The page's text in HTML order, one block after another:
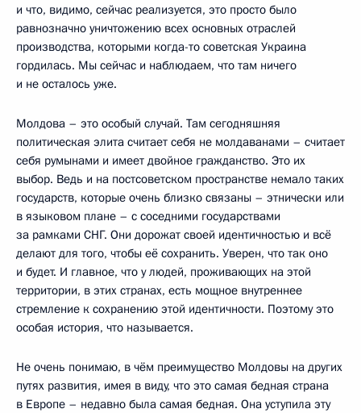
и что, видимо, сейчас реализуется, это просто было
равнозначно уничтожению всех основных отраслей
производства, которыми когда-то советская Украина
гордилась. Мы сейчас и наблюдаем, что там ничего
и не осталось уже.
Молдова – это особый случай. Там сегодняшняя
политическая элита считает себя не молдаванами – считает
себя румынами и имеет двойное гражданство. Это их
выбор. Ведь и на постсоветском пространстве немало таких
государств, которые очень близко связаны – этнически или
в языковом плане – с соседними государствами
за рамками СНГ. Они дорожат своей идентичностью и всё
делают для того, чтобы её сохранить. Уверен, что так оно
и будет. И главное, что у людей, проживающих на этой
территории, в этих странах, есть мощное внутреннее
стремление к сохранению этой идентичности. Поэтому это
особая история, что называется.
Не очень понимаю, в чём преимущество Молдовы на других
путях развития, имея в виду, что это самая бедная страна
в Европе – недавно была самая бедная. Она уступила эту